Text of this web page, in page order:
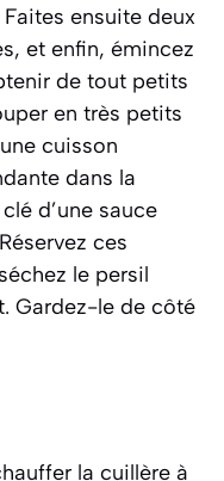
ensuite deux
et enfin, émincez
de tout petits
en très petits
cuisson
dans la
d’une sauce
ces
le persil
Gardez-le de côté
la cuillère à